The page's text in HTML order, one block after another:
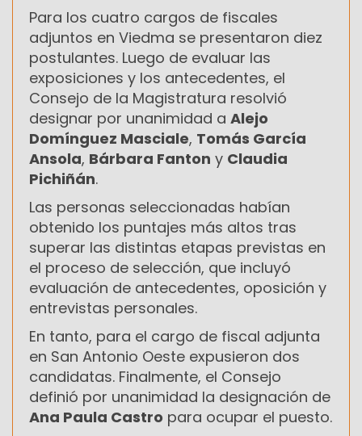
Para los cuatro cargos de fiscales
adjuntos en Viedma se presentaron diez
postulantes. Luego de evaluar las
exposiciones y los antecedentes, el
Consejo de la Magistratura resolvió
designar por unanimidad a Alejo
Domínguez Masciale, Tomás García
Ansola, Bárbara Fanton y Claudia
Pichiñán.
Las personas seleccionadas habían
obtenido los puntajes más altos tras
superar las distintas etapas previstas en
el proceso de selección, que incluyó
evaluación de antecedentes, oposición y
entrevistas personales.
En tanto, para el cargo de fiscal adjunta
en San Antonio Oeste expusieron dos
candidatas. Finalmente, el Consejo
definió por unanimidad la designación de
Ana Paula Castro para ocupar el puesto.